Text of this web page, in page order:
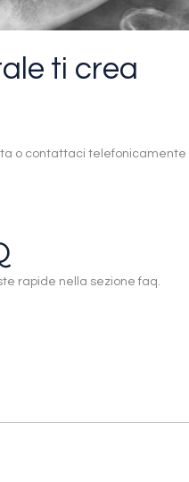
ti crea
o contattaci telefonicamente
rapide nella sezione faq.